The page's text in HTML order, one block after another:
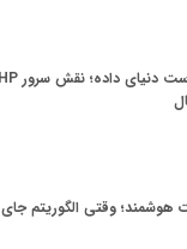
هوشمند؛ وقتی الگوریتم